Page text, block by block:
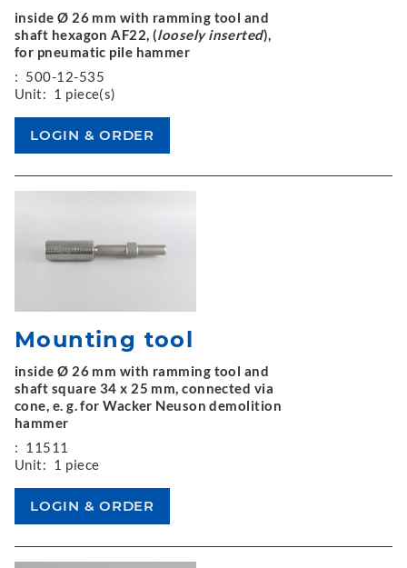
inside Ø 26 mm with ramming tool and
shaft hexagon AF22, (loosely inserted),
for pneumatic pile hammer
: 500-12-535
Unit: 1 piece(s)
Mounting tool
inside Ø 26 mm with ramming tool and
shaft square 34 x 25 mm, connected via
cone, e. g. for Wacker Neuson demolition
hammer
: 11511
Unit: 1 piece